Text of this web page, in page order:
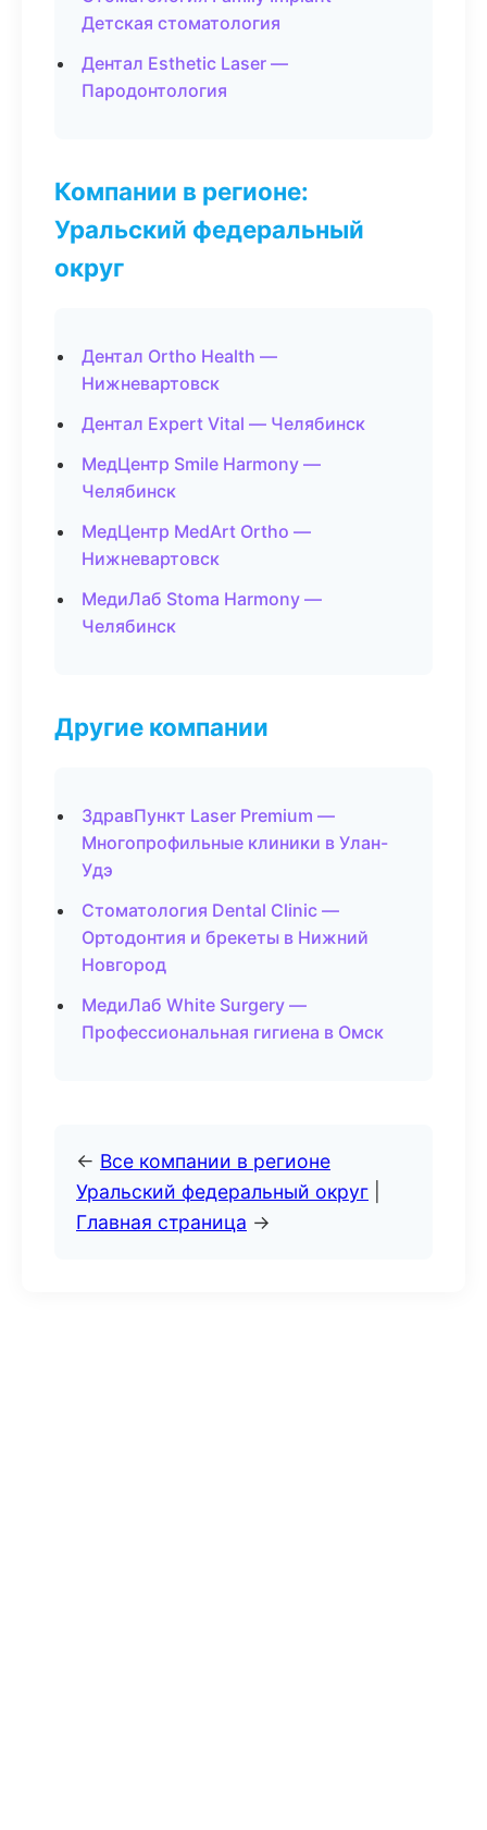
Детская стоматология
Дентал Esthetic Laser —
Пародонтология
Компании в регионе:
Уральский федеральный
округ
Дентал Ortho Health —
Нижневартовск
Дентал Expert Vital — Челябинск
МедЦентр Smile Harmony —
Челябинск
МедЦентр MedArt Ortho —
Нижневартовск
МедиЛаб Stoma Harmony —
Челябинск
Другие компании
ЗдравПункт Laser Premium —
Многопрофильные клиники в Улан-
Удэ
Стоматология Dental Clinic —
Ортодонтия и брекеты в Нижний
Новгород
МедиЛаб White Surgery —
Профессиональная гигиена в Омск
← Все компании в регионе
Уральский федеральный округ
Главная страница →